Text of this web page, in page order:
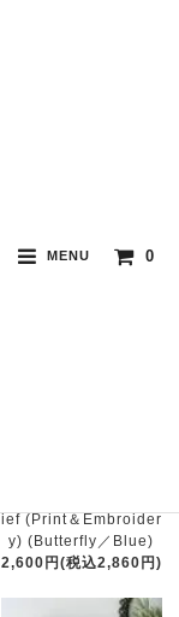
MENU 0
ief (Print＆Embroider
y) (Butterfly／Blue)
2,600円(税込2,860円)